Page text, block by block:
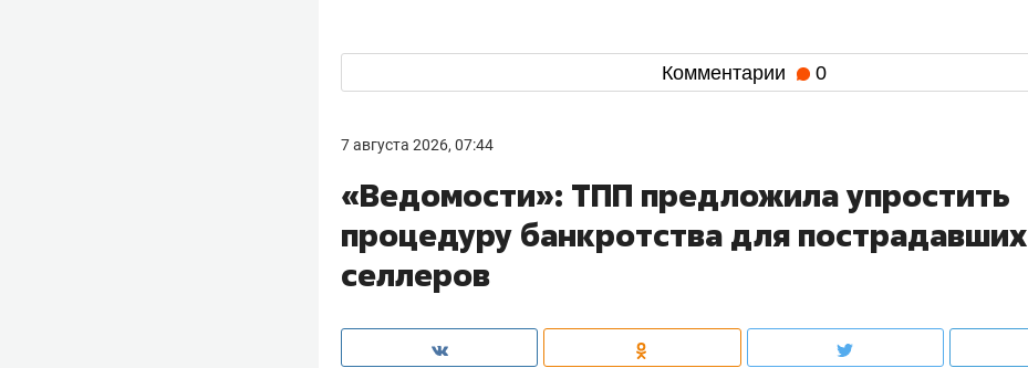
Комментарии 0
7 августа 2026, 07:44
«Ведомости»: ТПП предложила упростить
процедуру банкротства для пострадавших
селлеров